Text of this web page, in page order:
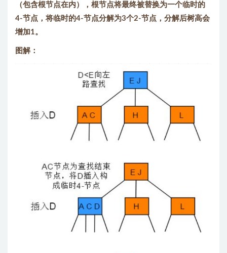
（包含根节点在内），根节点将最终被替换为一个临时的
4-节点，将临时的4-节点分解为3个2-节点，分解后树高会
增加1。
图解：